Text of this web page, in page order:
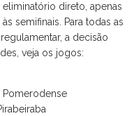
direto, apenas
semifinais. Para todas as
a decisão
veja os jogos:
Pomerodense